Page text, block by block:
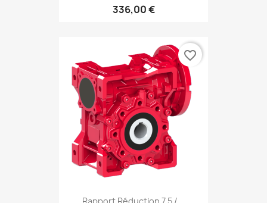
336,00 €
favorite_border